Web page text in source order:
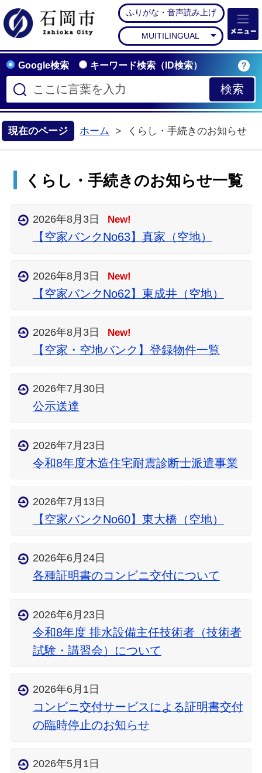
石岡市公式ホームペー
ふりがな・音声読み上げ
MUITILINGUAL
Google検索 キーワード検索（ID検索）
現在のページ ホーム くらし・手続きのお知らせ
くらし・手続きのお知らせ一覧
2026年8月3日 New!
【空家バンクNo63】真家（空地）
2026年8月3日 New!
【空家バンクNo62】東成井（空地）
2026年8月3日 New!
【空家・空地バンク】登録物件一覧
2026年7月30日
公示送達
2026年7月23日
令和8年度木造住宅耐震診断士派遣事業
2026年7月13日
【空家バンクNo60】東大橋（空地）
2026年6月24日
各種証明書のコンビニ交付について
2026年6月23日
令和8年度 排水設備主任技術者（技術者
試験・講習会）について
2026年6月1日
コンビニ交付サービスによる証明書交付
の臨時停止のお知らせ
2026年5月1日